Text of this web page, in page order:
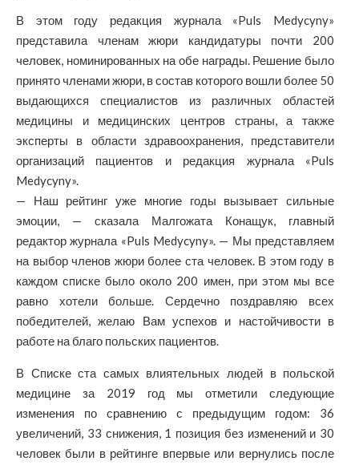
В этом году редакция журнала «Puls Medycyny»
представила членам жюри кандидатуры почти 200
человек, номинированных на обе награды. Решение было
принято членами жюри, в состав которого вошли более 50
выдающихся специалистов из различных областей
медицины и медицинских центров страны, а также
эксперты в области здравоохранения, представители
организаций пациентов и редакция журнала «Puls
Medycyny».
— Наш рейтинг уже многие годы вызывает сильные
эмоции, — сказала Малгожата Конащук, главный
редактор журнала «Puls Medycyny». — Мы представляем
на выбор членов жюри более ста человек. В этом году в
каждом списке было около 200 имен, при этом мы все
равно хотели больше. Сердечно поздравляю всех
победителей, желаю Вам успехов и настойчивости в
работе на благо польских пациентов.
В Списке ста самых влиятельных людей в польской
медицине за 2019 год мы отметили следующие
изменения по сравнению с предыдущим годом: 36
увеличений, 33 снижения, 1 позиция без изменений и 30
человек были в рейтинге впервые или вернулись после